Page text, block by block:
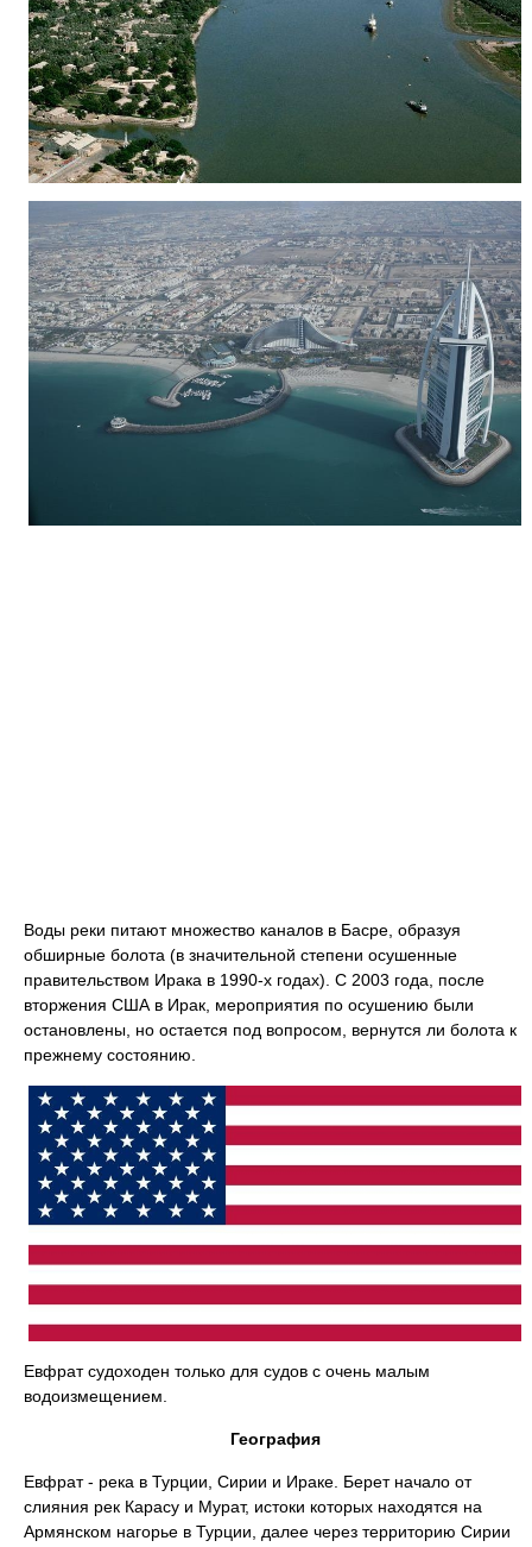
Воды реки питают множество каналов в Басре, образуя
обширные болота (в значительной степени осушенные
правительством Ирака в 1990-х годах). С 2003 года, после
вторжения США в Ирак, мероприятия по осушению были
остановлены, но остается под вопросом, вернутся ли болота к
прежнему состоянию.
Евфрат судоходен только для судов с очень малым
водоизмещением.
География
Евфрат - река в Турции, Сирии и Ираке. Берет начало от
слияния рек Карасу и Мурат, истоки которых находятся на
Армянском нагорье в Турции, далее через территорию Сирии